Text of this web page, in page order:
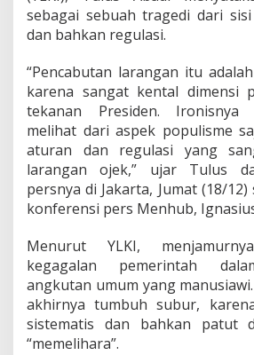
O
j
k
O
n
n
e
A
d
a
a
h
T
r
a
g
sebagai sebuah tragedi dari
dan bahkan regulasi.
“Pencabutan larangan itu
karena sangat kental dimensi
tekanan Presiden. Ironisnya
melihat dari aspek populisme
aturan dan regulasi yang
larangan ojek,” ujar Tulus
persnya di Jakarta, Jumat (18/
konferensi pers Menhub,
Menurut YLKI,
kegagalan pemerintah
angkutan umum yang
akhirnya tumbuh subur,
sistematis dan bahkan patut
“memelihara”.